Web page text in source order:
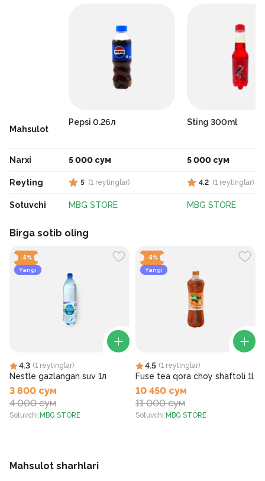
Mahsulot
Narxi
Reyting
Sotuvchi
Pepsi 0.26л
5 000 сум
5 (1 reytinglar)
MBG STORE
Sting 300ml
5 000 сум
4.2 (1 reytinglar)
MBG STORE
Birga sotib oling
-5%
Yangi
4.3 (1 reytinglar)
Nestle gazlangan suv 1л
3 800 сум
4 000 сум
Sotuvchi: MBG STORE
-5%
Yangi
4.5 (1 reytinglar)
Fuse tea qora choy shaftoli 1l
10 450 сум
11 000 сум
Sotuvchi: MBG STORE
Mahsulot sharhlari